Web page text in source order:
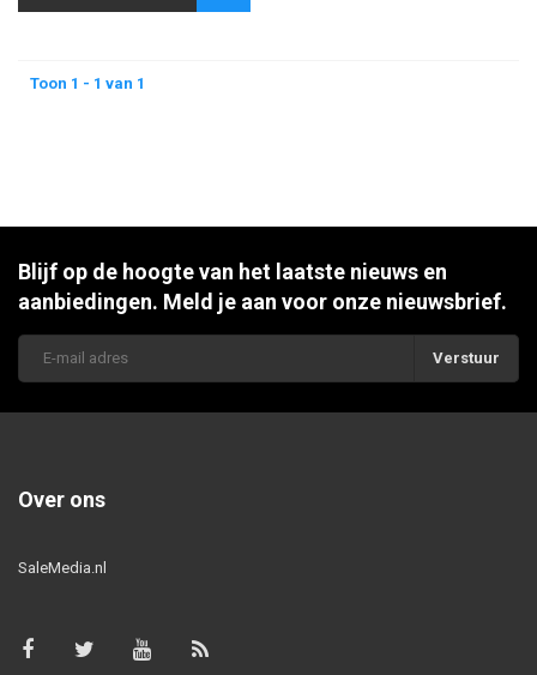
Toon 1 - 1 van 1
Blijf op de hoogte van het laatste nieuws en
aanbiedingen. Meld je aan voor onze nieuwsbrief.
Verstuur
Over ons
SaleMedia.nl